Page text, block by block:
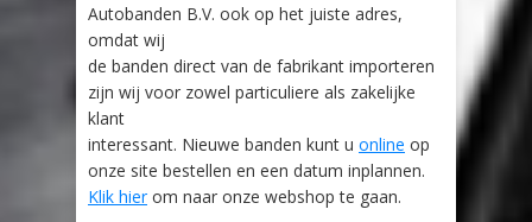
Autobanden B.V. ook op het juiste adres,
omdat wij
de banden direct van de fabrikant importeren
zijn wij voor zowel particuliere als zakelijke
klant
interessant. Nieuwe banden kunt u online op
onze site bestellen en een datum inplannen.
Klik hier om naar onze webshop te gaan.